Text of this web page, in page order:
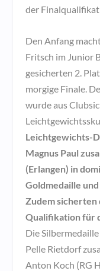
der
Den Anfang
Fritsch im Junior
gesicherten 2.
morgige Finale.
wurde aus
Leichtgewichts-
Magnus Paul
(Erlangen) in
Goldmedaille
Zudem sicherten
Qualifikation für
Die
Pelle Rietdorf
Anton Koch (RG